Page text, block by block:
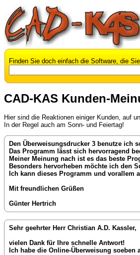
Finden Sie doch einfach die Software, die
CAD-KAS Kunden-
Hier sind die Reaktionen einiger Kunden, auf
In der Regel auch am Sonn- und Feiertag!
Den Überweisungsdrucker 3 benutze ich
Das Programm lässt sich hervorragend
Meiner Meinung nach ist es das beste
Besonders hervorheben möchte ich den
Ich kann dieses Programm und vorallem
Mit freundlichen Grüßen
Günter Hertrich
Sehr geehrter Herr Christian A.D. Kassler,
vielen Dank für Ihre schnelle Antwort!
Ich habe die Online-Überweisung